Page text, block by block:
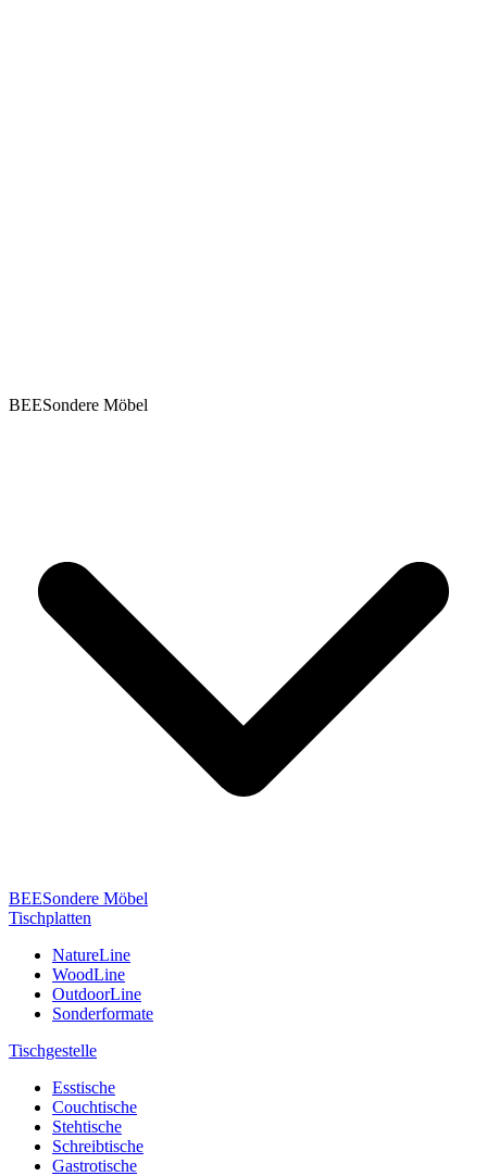
BEESondere Möbel
BEESondere Möbel
Tischplatten
NatureLine
WoodLine
OutdoorLine
Sonderformate
Tischgestelle
Esstische
Couchtische
Stehtische
Schreibtische
Gastrotische